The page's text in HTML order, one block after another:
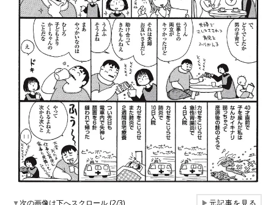
▼次の画像は下へスクロール (2/3) ▶元記事を見る